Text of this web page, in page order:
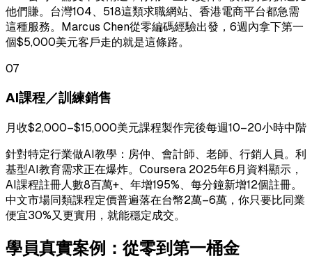
他們賺。台灣104、518這類求職網站、香港電商平台都急需
這種服務。Marcus Chen從零編碼經驗出發，6週內拿下第一
個$5,000美元客戶走的就是這條路。
07
AI課程／訓練銷售
月收$2,000–$15,000美元課程製作完後每週10–20小時中階
針對特定行業做AI教學：房仲、會計師、老師、行銷人員。利
基型AI教育需求正在爆炸。Coursera 2025年6月資料顯示，
AI課程註冊人數8百萬+、年增195%、每分鐘新增12個註冊。
中文市場同類課程定價普遍落在台幣2萬–6萬，你只要比同業
便宜30%又更實用，就能穩定成交。
學員真實案例：從零到第一桶金